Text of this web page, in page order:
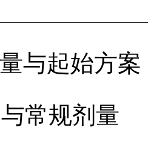
与起始方
常规剂量